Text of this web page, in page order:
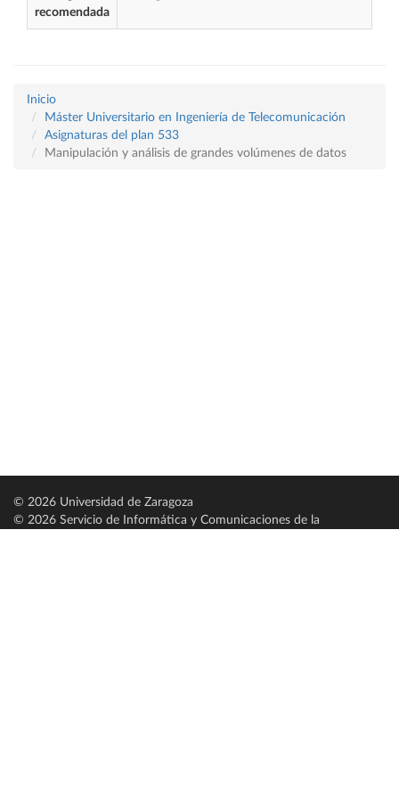
recomendada
Inicio
Máster Universitario en Ingeniería de Telecomunicación
Asignaturas del plan 533
Manipulación y análisis de grandes volúmenes de datos
© 2026 Universidad de Zaragoza
© 2026 Servicio de Informática y Comunicaciones de la